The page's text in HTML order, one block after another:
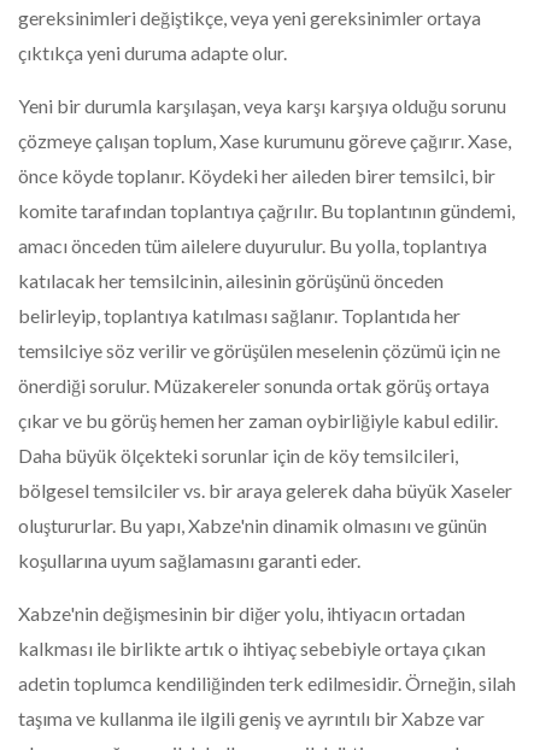
gereksinimleri değiştikçe, veya yeni gereksinimler ortaya
çıktıkça yeni duruma adapte olur.
Yeni bir durumla karşılaşan, veya karşı karşıya olduğu sorunu
çözmeye çalışan toplum, Xase kurumunu göreve çağırır. Xase,
önce köyde toplanır. Köydeki her aileden birer temsilci, bir
komite tarafından toplantıya çağrılır. Bu toplantının gündemi,
amacı önceden tüm ailelere duyurulur. Bu yolla, toplantıya
katılacak her temsilcinin, ailesinin görüşünü önceden
belirleyip, toplantıya katılması sağlanır. Toplantıda her
temsilciye söz verilir ve görüşülen meselenin çözümü için ne
önerdiği sorulur. Müzakereler sonunda ortak görüş ortaya
çıkar ve bu görüş hemen her zaman oybirliğiyle kabul edilir.
Daha büyük ölçekteki sorunlar için de köy temsilcileri,
bölgesel temsilciler vs. bir araya gelerek daha büyük Xaseler
oluştururlar. Bu yapı, Xabze'nin dinamik olmasını ve günün
koşullarına uyum sağlamasını garanti eder.
Xabze'nin değişmesinin bir diğer yolu, ihtiyacın ortadan
kalkması ile birlikte artık o ihtiyaç sebebiyle ortaya çıkan
adetin toplumca kendiliğinden terk edilmesidir. Örneğin, silah
taşıma ve kullanma ile ilgili geniş ve ayrıntılı bir Xabze var